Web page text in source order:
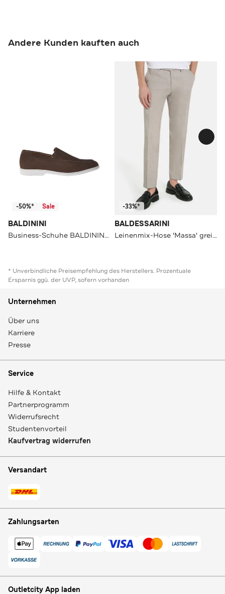
Andere Kunden kauften auch
-50%* Sale
BALDININI
Business-Schuhe BALDININI BRAUN
-33%*
BALDESSARINI
Leinenmix-Hose 'Massa' greige
* Unverbindliche Preisempfehlung des Herstellers. Prozentuale
Ersparnis ggü. der UVP, sofern vorhanden
Unternehmen
Über uns
Karriere
Presse
Service
Hilfe & Kontakt
Partnerprogramm
Widerrufsrecht
Studentenvorteil
Kaufvertrag widerrufen
Versandart
Zahlungsarten
Outletcity App laden